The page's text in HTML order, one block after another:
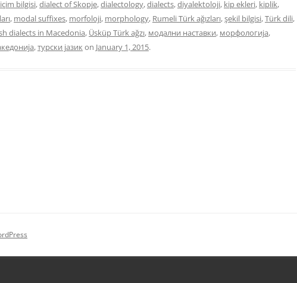
bilgisi,dialect of Skopje,dialectology,dialects,diyalektoloji, kip ekleri, kiplik,
, modal suffixes, morfoloji, morphology, Rumeli Türk ağızları,şekil bilgisi,Türk dili,
dialects in Macedonia, Üsküp Türk ağzı, модални наставки, морфологија,
,турски јазикon January 1, 2015.